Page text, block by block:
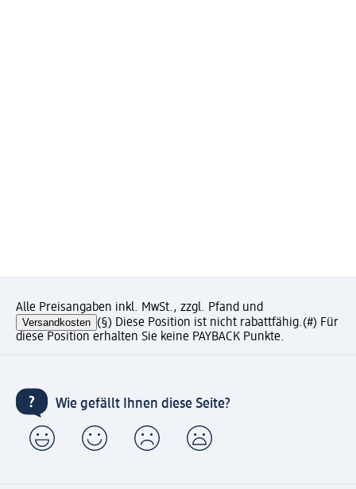
Alle Preisangaben inkl. MwSt., zzgl. Pfand und
Versandkosten (§) Diese Position ist nicht rabattfähig.(#) Für
diese Position erhalten Sie keine PAYBACK Punkte.
Wie gefällt Ihnen diese Seite?